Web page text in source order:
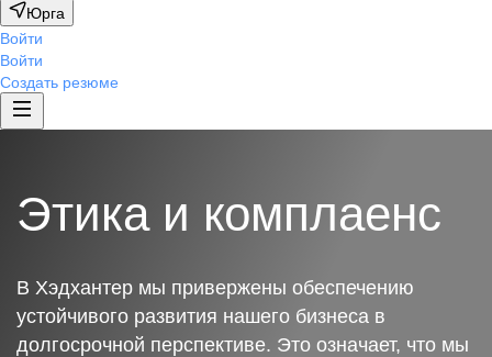
Юрга
Войти
Войти
Создать резюме
Этика и комплаенс
В Хэдхантер мы привержены обеспечению
устойчивого развития нашего бизнеса в
долгосрочной перспективе. Это означает, что мы